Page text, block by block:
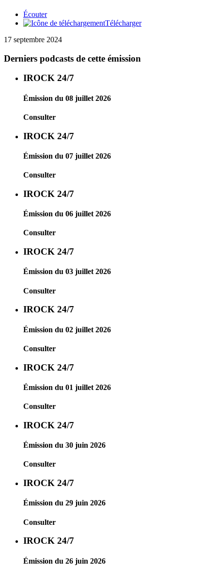
Écouter
Télécharger
17 septembre 2024
Derniers podcasts de cette émission
IROCK 24/7
Émission du 08 juillet 2026
Consulter
IROCK 24/7
Émission du 07 juillet 2026
Consulter
IROCK 24/7
Émission du 06 juillet 2026
Consulter
IROCK 24/7
Émission du 03 juillet 2026
Consulter
IROCK 24/7
Émission du 02 juillet 2026
Consulter
IROCK 24/7
Émission du 01 juillet 2026
Consulter
IROCK 24/7
Émission du 30 juin 2026
Consulter
IROCK 24/7
Émission du 29 juin 2026
Consulter
IROCK 24/7
Émission du 26 juin 2026